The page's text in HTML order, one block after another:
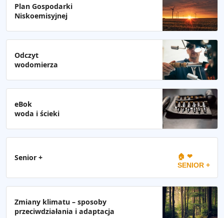
Plan Gospodarki
Niskoemisyjnej
Odczyt
wodomierza
eBok
woda i ścieki
Senior + 🏠 ❤
SENIOR +
Zmiany klimatu – sposoby
przeciwdziałania i adaptacja